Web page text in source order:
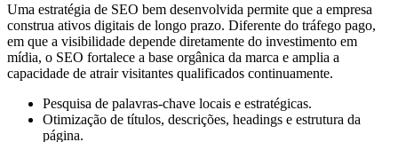
Uma estratégia de SEO bem desenvolvida permite que a empresa
construa ativos digitais de longo prazo. Diferente do tráfego pago,
em que a visibilidade depende diretamente do investimento em
mídia, o SEO fortalece a base orgânica da marca e amplia a
capacidade de atrair visitantes qualificados continuamente.
Pesquisa de palavras-chave locais e estratégicas.
Otimização de títulos, descrições, headings e estrutura da
página.